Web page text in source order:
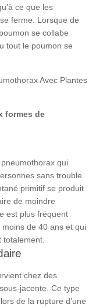
ce que les
ferme. Lorsque de
se collabe
tout le poumon se
Avec Plantes
formes de
qui
sans trouble
primitif se produit
de moindre
est plus fréquent
de 40 ans et qui
chez des
jacente. Ce type
de la rupture d’une